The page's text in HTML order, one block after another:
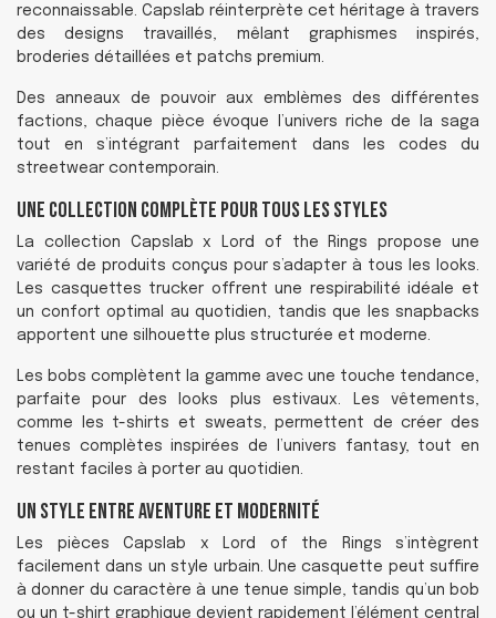
reconnaissable. Capslab réinterprète cet héritage à travers
des designs travaillés, mêlant graphismes inspirés,
broderies détaillées et patchs premium.
Des anneaux de pouvoir aux emblèmes des différentes
factions, chaque pièce évoque l’univers riche de la saga
tout en s’intégrant parfaitement dans les codes du
streetwear contemporain.
Une collection complète pour tous les styles
La collection Capslab x Lord of the Rings propose une
variété de produits conçus pour s’adapter à tous les looks.
Les casquettes trucker offrent une respirabilité idéale et
un confort optimal au quotidien, tandis que les snapbacks
apportent une silhouette plus structurée et moderne.
Les bobs complètent la gamme avec une touche tendance,
parfaite pour des looks plus estivaux. Les vêtements,
comme les t-shirts et sweats, permettent de créer des
tenues complètes inspirées de l’univers fantasy, tout en
restant faciles à porter au quotidien.
Un style entre aventure et modernité
Les pièces Capslab x Lord of the Rings s’intègrent
facilement dans un style urbain. Une casquette peut suffire
à donner du caractère à une tenue simple, tandis qu’un bob
ou un t-shirt graphique devient rapidement l’élément central